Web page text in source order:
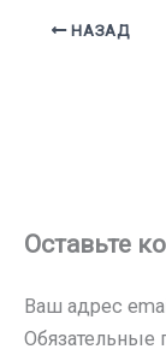
НАЗАД
Оставьте
Ваш адрес
Обязательные